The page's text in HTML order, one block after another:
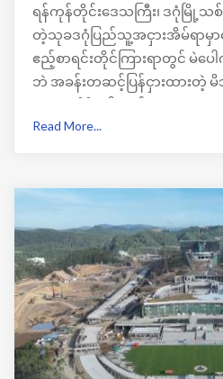
ရန်ကုန်တိုင်းဒေသကြီး၊ ဒဂုံမြို့သ
တဲ့သုခဒဂုံပြည်သူ့အငှားအိမ်ရာမှာ
ဧည့်စာရင်းတိုင်ကြားရာတွင် မဲ
ဘဲ အခန်းတဆင့်ပြန်ငှားထားတဲ့
Read More...